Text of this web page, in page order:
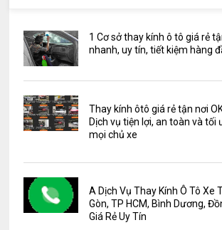
1 Cơ sở thay kính ô tô giá rẻ
nhanh, uy tín, tiết kiệm hàng
Thay kính ôtô giá rẻ tận nơi
Dịch vụ tiện lợi, an toàn và tối
mọi chủ xe
A Dịch Vụ Thay Kính Ô Tô Xe
Gòn, TP HCM, Bình Dương,
Giá Rẻ Uy Tín